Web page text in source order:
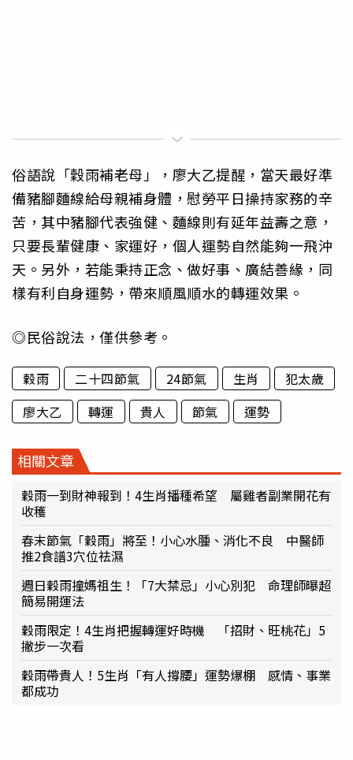
俗語說「穀雨補老母」，廖大乙提醒，當天最好準
備豬腳麵線給母親補身體，慰勞平日操持家務的辛
苦，其中豬腳代表強健、麵線則有延年益壽之意，
只要長輩健康、家運好，個人運勢自然能夠一飛沖
天。另外，若能秉持正念、做好事、廣結善緣，同
樣有利自身運勢，帶來順風順水的轉運效果。
◎民俗說法，僅供參考。
穀雨 二十四節氣 24節氣 生肖
犯太歲
廖大乙
轉運 貴人 節氣 運勢
相關文章
穀雨一到財神報到！4生肖播種希望 屬雞者副業開花有
收穫
春末節氣「穀雨」將至！小心水腫、消化不良 中醫師
推2食譜3穴位祛濕
週日穀雨撞媽祖生！「7大禁忌」小心別犯 命理師曝超
簡易開運法
穀雨限定！4生肖把握轉運好時機 「招財、旺桃花」5
撇步一次看
穀雨帶貴人！5生肖「有人撐腰」運勢爆棚 感情、事業
都成功